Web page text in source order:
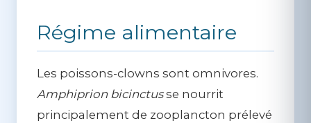
Régime alimentaire
Les poissons-clowns sont omnivores.
Amphiprion bicinctusse nourrit
principalement de zooplancton prélevé